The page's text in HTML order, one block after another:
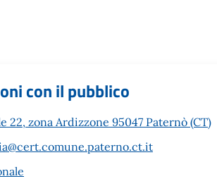
con il pubblico
22, zona Ardizzone 95047 Paternò (CT)